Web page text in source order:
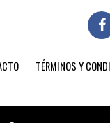
TÉRMINOS Y